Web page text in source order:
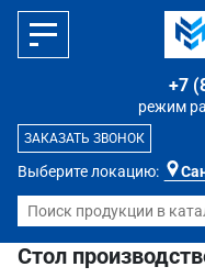
Выберите локацию:
режим
+7
ЗАКАЗАТЬ ЗВОНОК
Стол